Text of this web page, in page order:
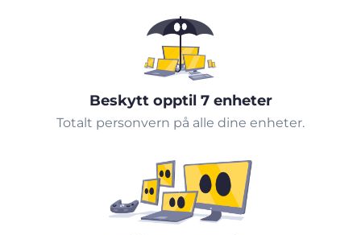
Beskytt opptil 7 enheter
Totalt personvern på alle dine enheter.